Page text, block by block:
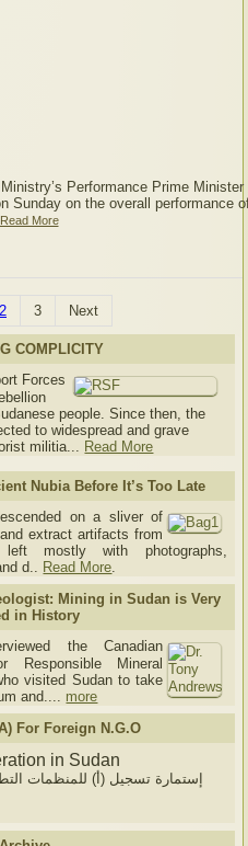
Performance Prime Minister
Sunday on the overall performance
Read More
2 3 Next
COMPLICITY
Forces
people. Since then, the
to widespread and grave
militia...
Read More
Nubia Before It’s Too Late
on a sliver of
extract artifacts from
mostly with photographs,
d..
Read More
Mining in Sudan is Very
in History
the Canadian
Responsible Mineral
visited Sudan to take
and.... more
For Foreign N.G.O
in Sudan
إستمارة تسجيل (أ) للمنظمات